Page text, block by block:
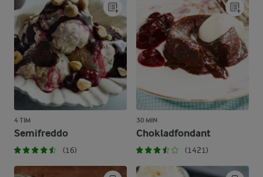
4 TIM
Semifreddo
(16)
30 MIN
Chokladfondant
(1421)